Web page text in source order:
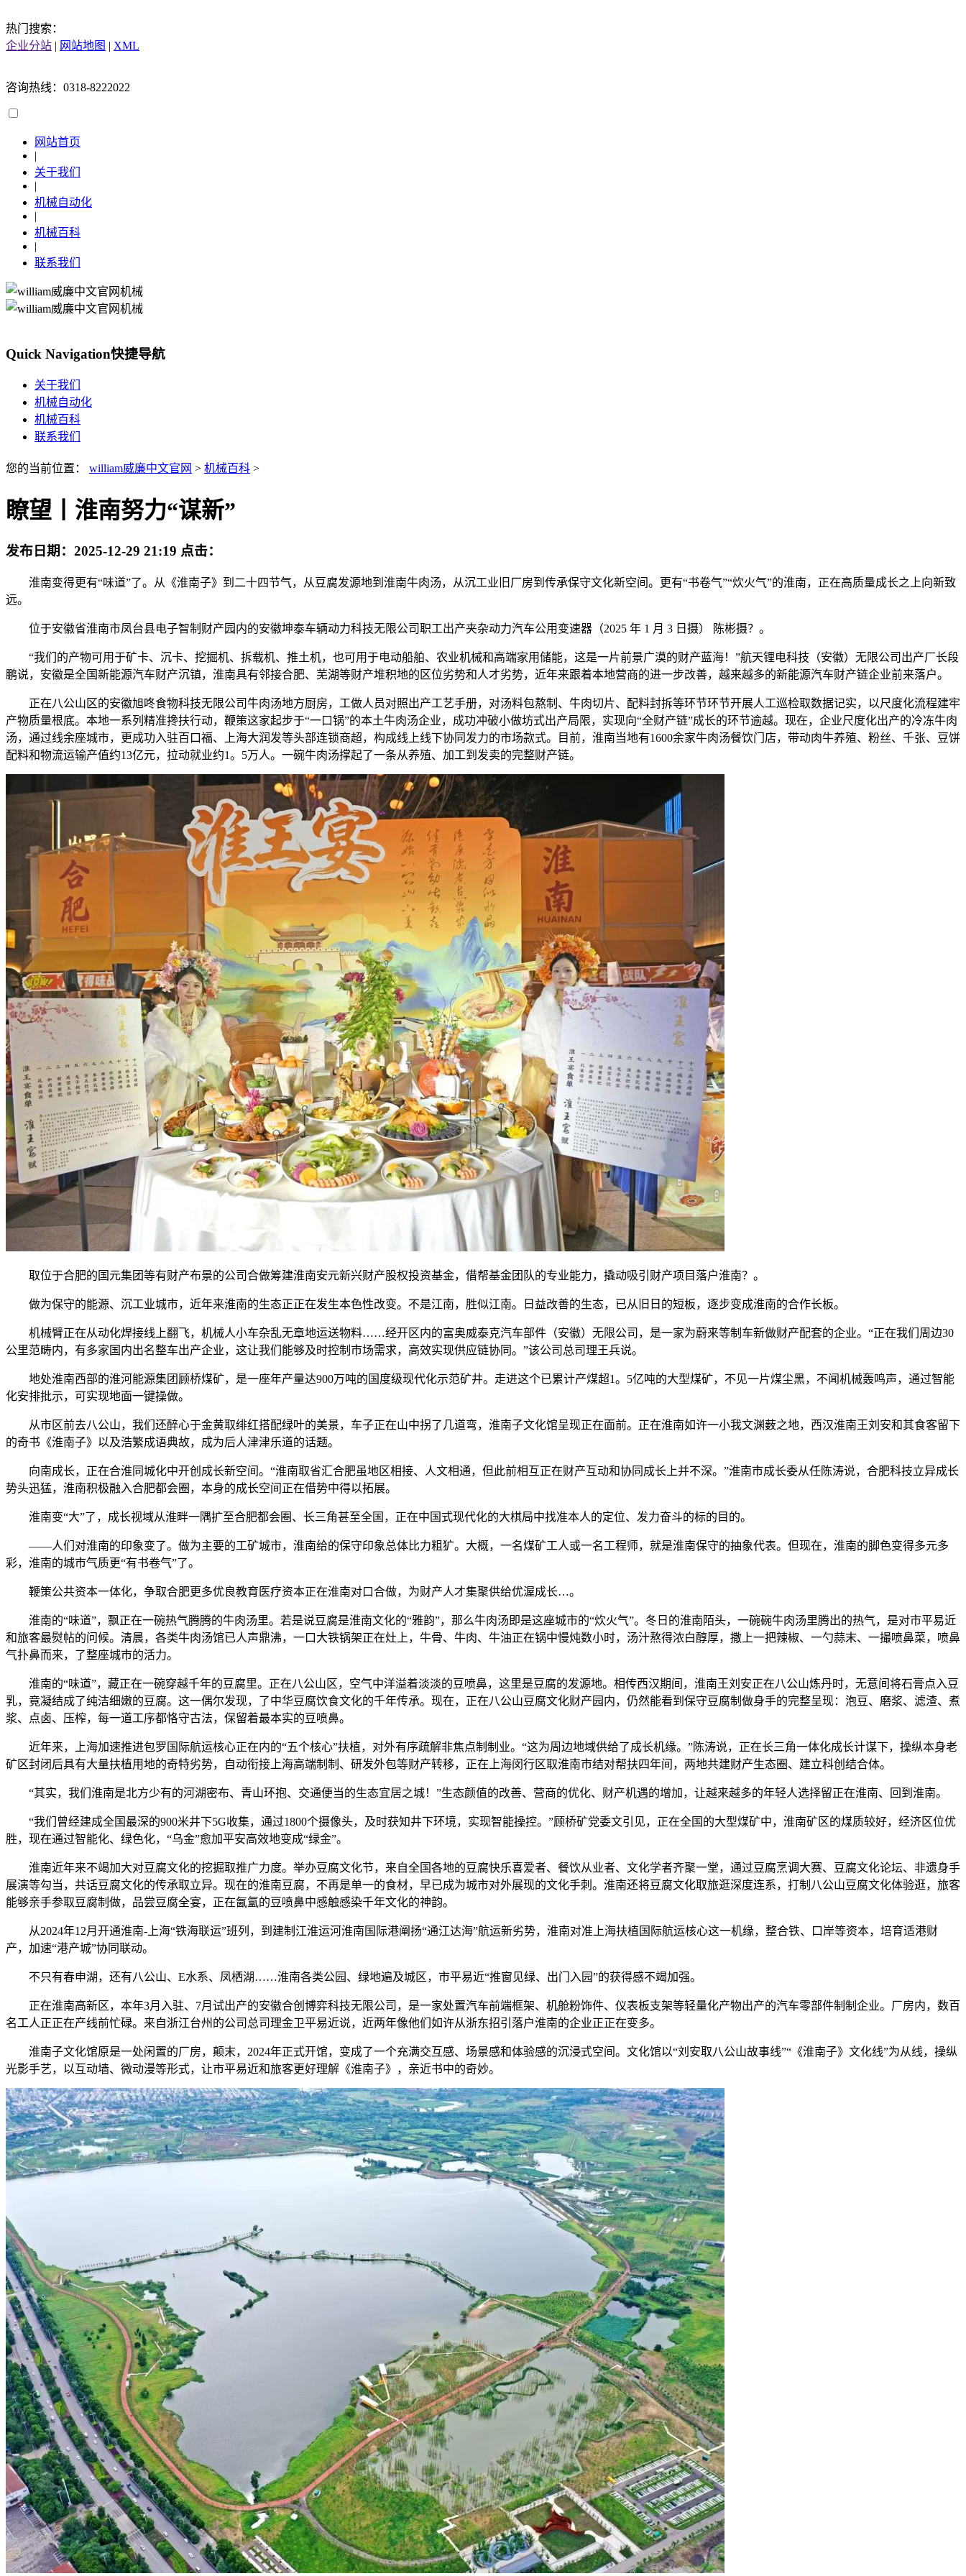
热门搜索：
企业分站 | 网站地图 | XML
咨询热线：0318-8222022
网站首页
|
关于我们
|
机械自动化
|
机械百科
|
联系我们
Quick Navigation快捷导航
关于我们
机械自动化
机械百科
联系我们
您的当前位置： william威廉中文官网 > 机械百科 >
瞭望丨淮南努力“谋新”
发布日期： 2025-12-29 21:19 点击：
淮南变得更有“味道”了。从《淮南子》到二十四节气，从豆腐发源地到淮南牛肉汤，从沉工业旧厂房到传承保守文化新空间。更有“书卷气”“炊火气”的淮南，正在高质量成长之上向新致
远。
位于安徽省淮南市凤台县电子智制财产园内的安徽坤泰车辆动力科技无限公司职工出产夹杂动力汽车公用变速器（2025 年 1 月 3 日摄） 陈彬摄？。
“我们的产物可用于矿卡、沉卡、挖掘机、拆载机、推土机，也可用于电动船舶、农业机械和高端家用储能，这是一片前景广漠的财产蓝海！”航天锂电科技（安徽）无限公司出产厂长段
鹏说，安徽是全国新能源汽车财产沉镇，淮南具有邻接合肥、芜湖等财产堆积地的区位劣势和人才劣势，近年来跟着本地营商的进一步改善，越来越多的新能源汽车财产链企业前来落户。
正在八公山区的安徽旭咚食物科技无限公司牛肉汤地方厨房，工做人员对照出产工艺手册，对汤料包熬制、牛肉切片、配料封拆等环节环节开展人工巡检取数据记实，以尺度化流程建牢
产物质量根底。本地一系列精准搀扶行动，鞭策这家起步于“一口锅”的本土牛肉汤企业，成功冲破小做坊式出产局限，实现向“全财产链”成长的环节逾越。现在，企业尺度化出产的冷冻牛肉
汤，通过线余座城市，更成功入驻百口福、上海大润发等头部连锁商超，构成线上线下协同发力的市场款式。目前，淮南当地有1600余家牛肉汤餐饮门店，带动肉牛养殖、粉丝、千张、豆饼
配料和物流运输产值约13亿元，拉动就业约1。5万人。一碗牛肉汤撑起了一条从养殖、加工到发卖的完整财产链。
取位于合肥的国元集团等有财产布景的公司合做筹建淮南安元新兴财产股权投资基金，借帮基金团队的专业能力，撬动吸引财产项目落户淮南？。
做为保守的能源、沉工业城市，近年来淮南的生态正正在发生本色性改变。不是江南，胜似江南。日益改善的生态，已从旧日的短板，逐步变成淮南的合作长板。
机械臂正在从动化焊接线上翻飞，机械人小车杂乱无章地运送物料……经开区内的富奥威泰克汽车部件（安徽）无限公司，是一家为蔚来等制车新做财产配套的企业。“正在我们周边30
公里范畴内，有多家国内出名整车出产企业，这让我们能够及时控制市场需求，高效实现供应链协同。”该公司总司理王兵说。
地处淮南西部的淮河能源集团顾桥煤矿，是一座年产量达900万吨的国度级现代化示范矿井。走进这个已累计产煤超1。5亿吨的大型煤矿，不见一片煤尘黑，不闻机械轰鸣声，通过智能
化安排批示，可实现地面一键操做。
从市区前去八公山，我们还醉心于金黄取绯红搭配绿叶的美景，车子正在山中拐了几道弯，淮南子文化馆呈现正在面前。正在淮南如许一小我文渊薮之地，西汉淮南王刘安和其食客留下
的奇书《淮南子》以及浩繁成语典故，成为后人津津乐道的话题。
向南成长，正在合淮同城化中开创成长新空间。“淮南取省汇合肥虽地区相接、人文相通，但此前相互正在财产互动和协同成长上并不深。”淮南市成长委从任陈涛说，合肥科技立异成长
势头迅猛，淮南积极融入合肥都会圈，本身的成长空间正在借势中得以拓展。
淮南变“大”了，成长视域从淮畔一隅扩至合肥都会圈、长三角甚至全国，正在中国式现代化的大棋局中找准本人的定位、发力奋斗的标的目的。
——人们对淮南的印象变了。做为主要的工矿城市，淮南给的保守印象总体比力粗犷。大概，一名煤矿工人或一名工程师，就是淮南保守的抽象代表。但现在，淮南的脚色变得多元多
彩，淮南的城市气质更“有书卷气”了。
鞭策公共资本一体化，争取合肥更多优良教育医疗资本正在淮南对口合做，为财产人才集聚供给优渥成长…。
淮南的“味道”，飘正在一碗热气腾腾的牛肉汤里。若是说豆腐是淮南文化的“雅韵”，那么牛肉汤即是这座城市的“炊火气”。冬日的淮南陌头，一碗碗牛肉汤里腾出的热气，是对市平易近
和旅客最熨帖的问候。清晨，各类牛肉汤馆已人声鼎沸，一口大铁锅架正在灶上，牛骨、牛肉、牛油正在锅中慢炖数小时，汤汁熬得浓白醇厚，撒上一把辣椒、一勺蒜末、一撮喷鼻菜，喷鼻
气扑鼻而来，了整座城市的活力。
淮南的“味道”，藏正在一碗穿越千年的豆腐里。正在八公山区，空气中洋溢着淡淡的豆喷鼻，这里是豆腐的发源地。相传西汉期间，淮南王刘安正在八公山炼丹时，无意间将石膏点入豆
乳，竟凝结成了纯洁细嫩的豆腐。这一偶尔发现，了中华豆腐饮食文化的千年传承。现在，正在八公山豆腐文化财产园内，仍然能看到保守豆腐制做身手的完整呈现：泡豆、磨浆、滤渣、煮
浆、点卤、压榨，每一道工序都恪守古法，保留着最本实的豆喷鼻。
近年来，上海加速推进包罗国际航运核心正在内的“五个核心”扶植，对外有序疏解非焦点制制业。“这为周边地域供给了成长机缘。”陈涛说，正在长三角一体化成长计谋下，操纵本身老
矿区封闭后具有大量扶植用地的奇特劣势，自动衔接上海高端制制、研发外包等财产转移，正在上海闵行区取淮南市结对帮扶四年间，两地共建财产生态圈、建立科创结合体。
“其实，我们淮南是北方少有的河湖密布、青山环抱、交通便当的生态宜居之城！”生态颜值的改善、营商的优化、财产机遇的增加，让越来越多的年轻人选择留正在淮南、回到淮南。
“我们曾经建成全国最深的900米井下5G收集，通过1800个摄像头，及时获知井下环境，实现智能操控。”顾桥矿党委文引见，正在全国的大型煤矿中，淮南矿区的煤质较好，经济区位优
胜，现在通过智能化、绿色化，“乌金”愈加平安高效地变成“绿金”。
淮南近年来不竭加大对豆腐文化的挖掘取推广力度。举办豆腐文化节，来自全国各地的豆腐快乐喜爱者、餐饮从业者、文化学者齐聚一堂，通过豆腐烹调大赛、豆腐文化论坛、非遗身手
展演等勾当，共话豆腐文化的传承取立异。现在的淮南豆腐，不再是单一的食材，早已成为城市对外展现的文化手刺。淮南还将豆腐文化取旅逛深度连系，打制八公山豆腐文化体验逛，旅客
能够亲手参取豆腐制做，品尝豆腐全宴，正在氤氲的豆喷鼻中感触感染千年文化的神韵。
从2024年12月开通淮南-上海“铁海联运”班列，到建制江淮运河淮南国际港阐扬“通江达海”航运新劣势，淮南对准上海扶植国际航运核心这一机缘，整合铁、口岸等资本，培育适港财
产，加速“港产城”协同联动。
不只有春申湖，还有八公山、E水系、凤栖湖……淮南各类公园、绿地遍及城区，市平易近“推窗见绿、出门入园”的获得感不竭加强。
正在淮南高新区，本年3月入驻、7月试出产的安徽合创博弈科技无限公司，是一家处置汽车前端框架、机舱粉饰件、仪表板支架等轻量化产物出产的汽车零部件制制企业。厂房内，数百
名工人正正在产线前忙碌。来自浙江台州的公司总司理金卫平易近说，近两年像他们如许从浙东招引落户淮南的企业正正在变多。
淮南子文化馆原是一处闲置的厂房，颠末，2024年正式开馆，变成了一个充满交互感、场景感和体验感的沉浸式空间。文化馆以“刘安取八公山故事线”“《淮南子》文化线”为从线，操纵
光影手艺，以互动墙、微动漫等形式，让市平易近和旅客更好理解《淮南子》，亲近书中的奇妙。